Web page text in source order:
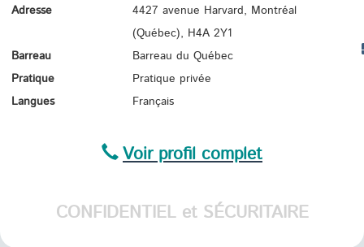
Adresse
4427 avenue Harvard, Montréal
(Québec), H4A 2Y1
Barreau
Barreau du Québec
Pratique
Pratique privée
Langues
Français
Voir profil complet
CONFIDENTIEL et SÉCURITAIRE